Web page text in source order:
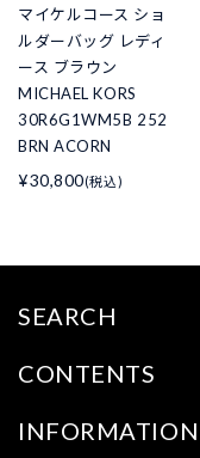
マイケルコース ショ
ルダーバッグ レディ
ース ブラウン
MICHAEL KORS
30R6G1WM5B 252
BRN ACORN
¥30,800(税込)
SEARCH
CONTENTS
INFORMATION